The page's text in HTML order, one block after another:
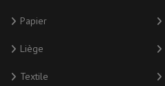
Papier
Liège
Textile